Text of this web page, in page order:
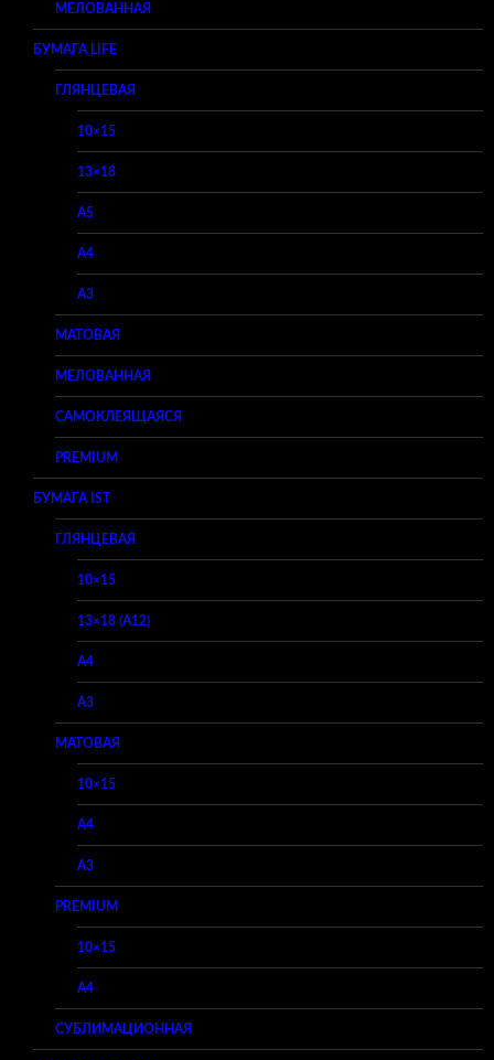
МЕЛОВАННАЯ
БУМАГА LIFE
ГЛЯНЦЕВАЯ
10×15
13×18
A5
A4
A3
МАТОВАЯ
МЕЛОВАННАЯ
САМОКЛЕЯЩАЯСЯ
PREMIUM
БУМАГА IST
ГЛЯНЦЕВАЯ
10×15
13×18 (A12)
A4
A3
МАТОВАЯ
10×15
A4
A3
PREMIUM
10×15
A4
СУБЛИМАЦИОННАЯ